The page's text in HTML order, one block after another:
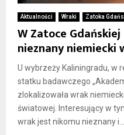
Aktualności Wraki Zatoka
W Zatoce
nieznany niemiecki
U wybrzeży Kaliningradu, w
statku badawczego
zlokalizowała wrak
światowej. Interesujący w
wrak jest nikomu nieznany i...